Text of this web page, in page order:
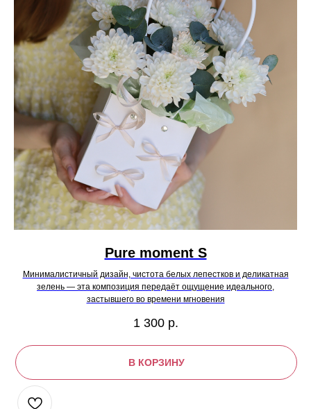
Pure moment S
Минималистичный дизайн, чистота белых лепестков и деликатная
зелень — эта композиция передаёт ощущение идеального,
застывшего во времени мгновения
1 300 р.
В КОРЗИНУ